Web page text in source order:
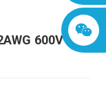
600V